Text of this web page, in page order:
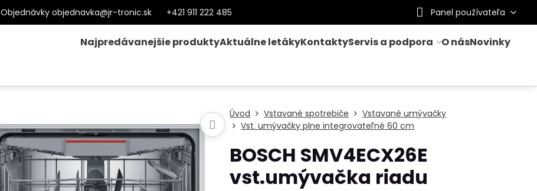
Objednávky objednavka@jr-tronic.sk +421 911 222 485 Panel používateľa
Najpredávanejšie produktyAktuálne letákyKontaktyServis a podpora O násNovinky
Úvod Vstavané spotrebiče
Vstavané umývačky
Vst. umývačky plne integrovateľné 60 cm
BOSCH SMV4ECX26E
vst.umývačka riadu